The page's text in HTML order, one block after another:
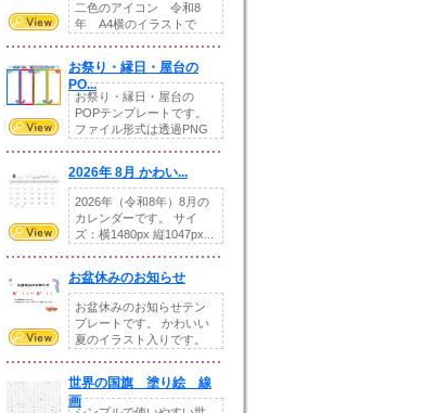
二色のアイコン 令和8
年 A4横のイラストで
お祭り・縁日・屋台の
PO...
お祭り・縁日・屋台の
POPテンプレートです。
ファイル形式は透過PNG
2026年 8月 かわい...
2026年（令和8年）8月の
カレンダーです。 サイ
ズ：横1480px 縦1047px...
お盆休みのお知らせ
お盆休みのお知らせテン
プレートです。 かわいい
夏のイラスト入りです。
世界の国旗 塗り絵 線
画